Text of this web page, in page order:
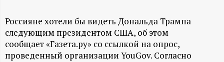
Н
Россияне хотели бы видеть Дональда Трампа
следующим президентом США, об этом
сообщает «Газета.ру» со ссылкой на опрос,
проведенный организации YouGov. Согласно